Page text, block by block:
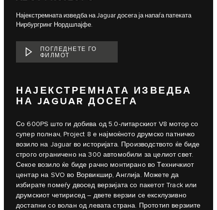
Најекстремната изведба на Jaguar досега ја напаѓа патеката
Нирбургринг Нордшлајфе.
ПОГЛЕДНЕТЕ ГО
ФИЛМОТ
НАЈЕКСТРЕМНАТА ИЗВЕДБА
НА JAGUAR ДОСЕГА
Со 600PS што ги добива од 5.0-литарскиот V8 мотор со
супер полнач, Project 8 е најмоќното друмско патничко
возило на Jaguar во историјата. Производството ќе биде
строго ограничено на 300 автомобили за целиот свет.
Секое возило ќе биде рачно монтирано во Техничкиот
центар на SVO во Ворвикшир, Англија. Можете да
избирате помеѓу двосед верзијата со пакетот Track или
друмскиот четирисед – двете верзии се ексклузивно
достапни со волан од левата страна. Прототип верзиите